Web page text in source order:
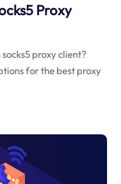
Proxy
proxy client?
for the best proxy